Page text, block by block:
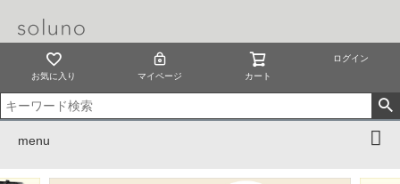
お気に入り マイページ カート
ログイン
menu